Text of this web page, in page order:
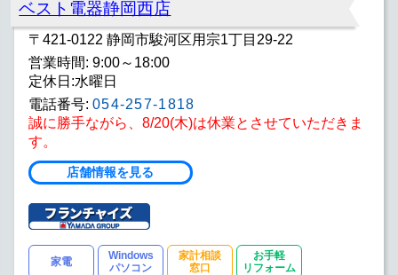
ベスト電器静岡西店
〒421-0122 静岡市駿河区用宗1丁目29-22
営業時間: 9:00～18:00
定休日:水曜日
電話番号: 054-257-1818
誠に勝手ながら、8/20(木)は休業とさせていただきま
す。
店舗情報を見る
家電
Windows
パソコン
家計相談
窓口
お手軽
リフォーム